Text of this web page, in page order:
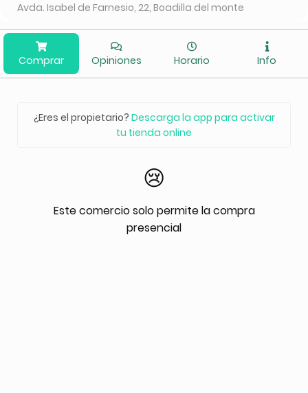
Avda. Isabel de Farnesio, 22, Boadilla del monte
Comprar Opiniones Horario Info
¿Eres el propietario? Descarga la app para activar
tu tienda online
😢
Este comercio solo permite la compra
presencial